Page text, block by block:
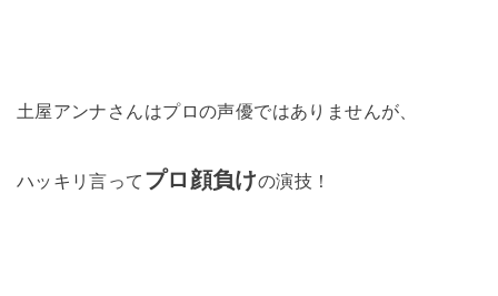
土屋アンナさんはプロの声優ではありませんが、
ハッキリ言って プロ顔負けの演技！